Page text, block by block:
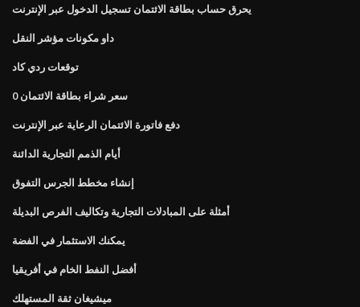
يحرق حساب بطاقة الائتمان تسجيل الدخول عبر الإنترنت
داو مكونات مؤشر النقل
توقعات ردي كاد
سعر شراء بطاقة الائتمان 0
دفع فاتورة الائتمان الرعاية عبر الإنترنت
أيام الذمم التجارية الدائنة
إنشاء مخطط الجرس التفوق
أمثلة على المبادلات التجارية وتكاليف الفرص البديلة
يمكنك الاستثمار في الفضة
أفضل النفط الخام في أفريقيا
ميشيغان ثقة المستهلك